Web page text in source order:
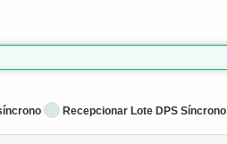
Recepcionar Lote DPS Síncrono